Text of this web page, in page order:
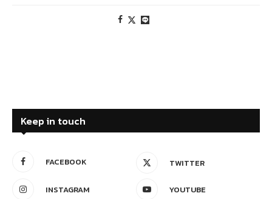
Keep in touch
FACEBOOK TWITTER
INSTAGRAM YOUTUBE